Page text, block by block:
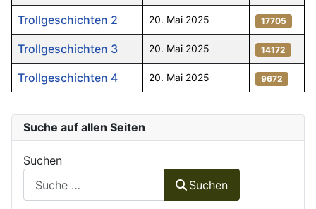
Trollgeschichten 2 20. Mai 2025 17705
Trollgeschichten 3 20. Mai 2025 14172
Trollgeschichten 4 20. Mai 2025 9672
Suche auf allen Seiten
Suchen
Suchen